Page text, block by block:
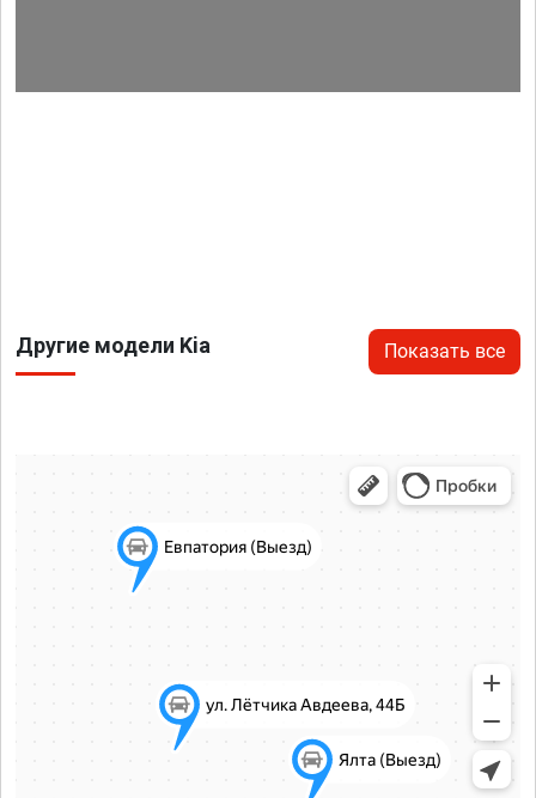
Другие модели Kia Показать все